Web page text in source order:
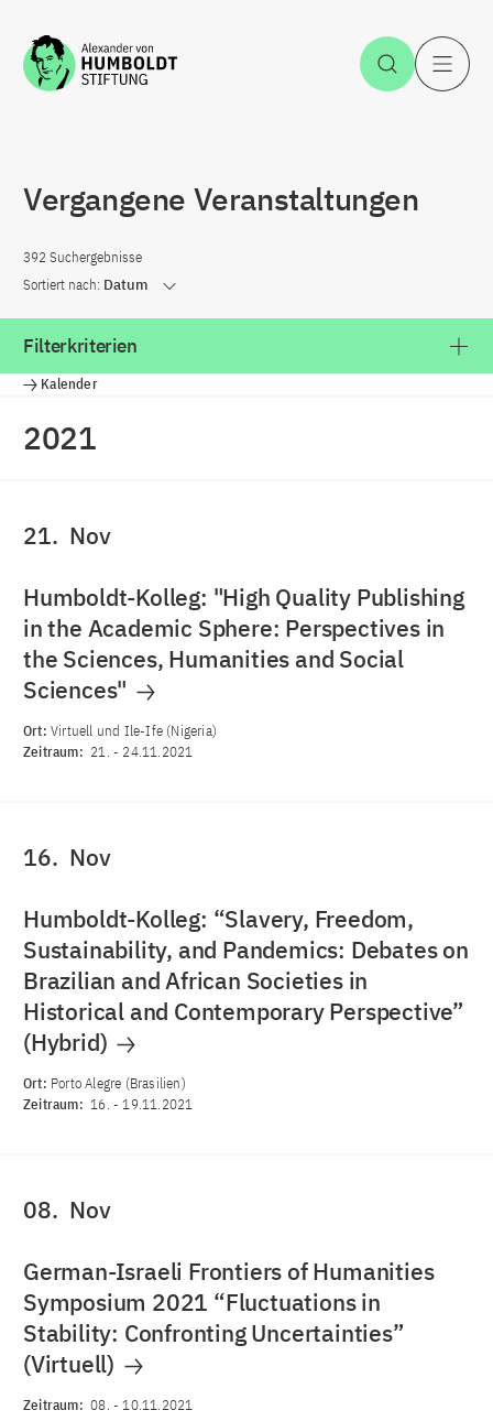
Zum Inhalt springen Suche
Vergangene Veranstaltungen
392 Suchergebnisse
Sortiert nach: Datum
Filterkriterien
Kalender
2021
21. Nov
Humboldt-Kolleg: "High Quality Publishing
in the Academic Sphere: Perspectives in
the Sciences, Humanities and Social
Sciences"
Ort: Virtuell und Ile-Ife (Nigeria)
Zeitraum: 21. - 24.11.2021
16. Nov
Humboldt-Kolleg: “Slavery, Freedom,
Sustainability, and Pandemics: Debates on
Brazilian and African Societies in
Historical and Contemporary Perspective”
(Hybrid)
Ort: Porto Alegre (Brasilien)
Zeitraum: 16. -19.11.2021
08. Nov
German-Israeli Frontiers of Humanities
Symposium 2021 “Fluctuations in
Stability: Confronting Uncertainties”
(Virtuell)
Zeitraum: 08. -10.11.2021